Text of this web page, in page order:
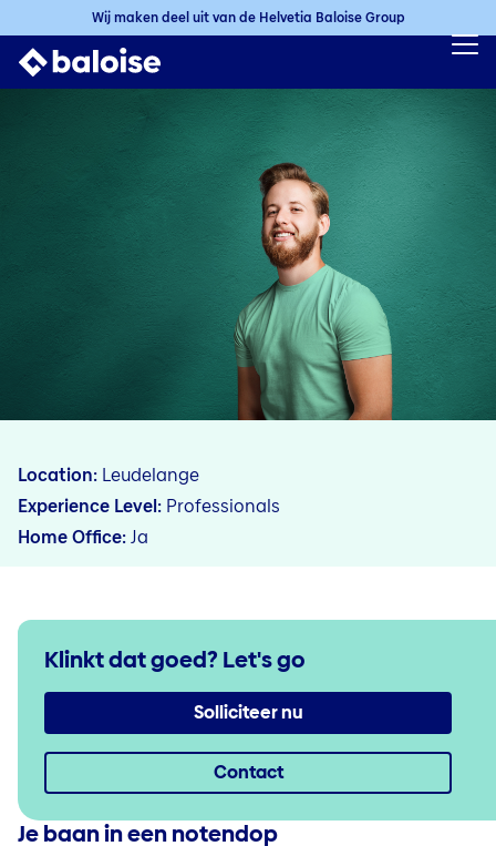
Wij maken deel uit van de Helvetia Baloise Group
Location Leudelange
Experience Level Professionals
Home OfficeJa
Je baan in een notendop
Klinkt dat goed? Let's go
Solliciteer nu
Contact